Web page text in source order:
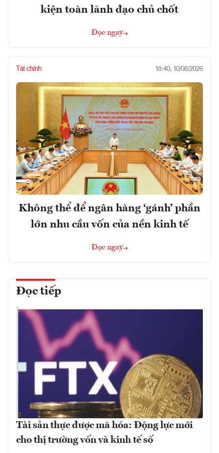
kiện toàn lãnh đạo chủ chốt
Đọc ngay
Tài chính 18:40, 10/08/2026
Không thể để ngân hàng ‘gánh’ phần
lớn nhu cầu vốn của nền kinh tế
Đọc ngay
Đọc tiếp
Tài sản thực được mã hóa: Động lực mới
cho thị trường vốn và kinh tế số